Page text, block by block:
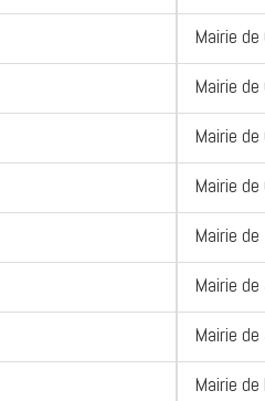
Mairie
Mairie de
Mairie de
Mairie de
Mairie
Mairie
Mairie
Mairie